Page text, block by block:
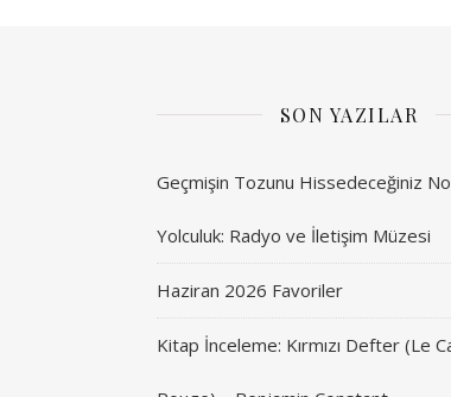
SON YAZILAR
Geçmişin Tozunu Hissedeceğiniz
Yolculuk: Radyo ve İletişim Müzesi
Haziran 2026 Favoriler
Kitap İnceleme: Kırmızı Defter (Le